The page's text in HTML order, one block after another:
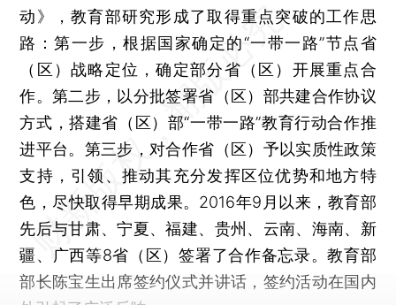
动》，教育部研究形成了取得重点突破的工作思
路：第一步，根据国家确定的“一带一路”节点省
（区）战略定位，确定部分省（区）开展重点合
作。第二步，以分批签署省（区）部共建合作协议
方式，搭建省（区）部“一带一路”教育行动合作推
进平台。第三步，对合作省（区）予以实质性政策
支持，引领、推动其充分发挥区位优势和地方特
色，尽快取得早期成果。2016年9月以来，教育部
先后与甘肃、宁夏、福建、贵州、云南、海南、新
疆、广西等8省（区）签署了合作备忘录。教育部
部长陈宝生出席签约仪式并讲话，签约活动在国内